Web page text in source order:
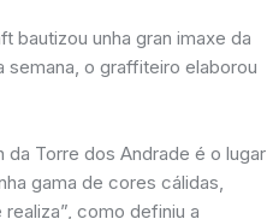
bautizou unha gran imaxe da
semana, o graffiteiro elaborou
da Torre dos Andrade é o lugar
gama de cores cálidas,
como definiu a